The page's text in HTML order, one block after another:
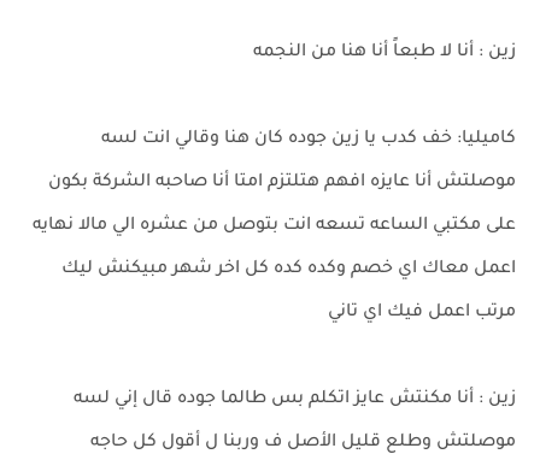
زين : أنا لا طبعاً أنا هنا من النجمه
كاميليا: خف كدب يا زين جوده كان هنا وقالي انت لسه
موصلتش أنا عايزه افهم هتلتزم امتا أنا صاحبه الشركة بكون
على مكتبي الساعه تسعه انت بتوصل من عشره الي مالا نهايه
اعمل معاك اي خصم وكده كده كل اخر شهر مبيكنش ليك
مرتب اعمل فيك اي تاني
زين : أنا مكنتش عايز اتكلم بس طالما جوده قال إني لسه
موصلتش وطلع قليل الأصل ف وربنا ل أقول كل حاجه